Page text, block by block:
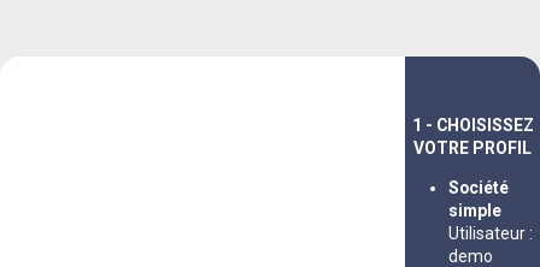
1 - CHOISISSEZ
VOTRE PROFIL
Société
simple
Utilisateur :
demo